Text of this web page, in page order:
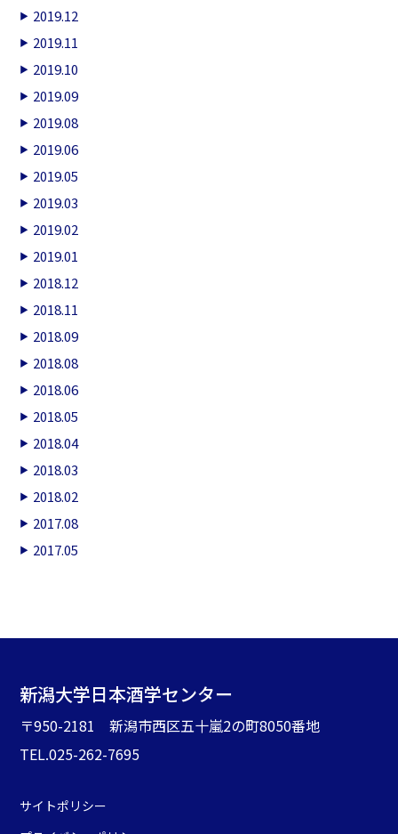
2019.12
2019.11
2019.10
2019.09
2019.08
2019.06
2019.05
2019.03
2019.02
2019.01
2018.12
2018.11
2018.09
2018.08
2018.06
2018.05
2018.04
2018.03
2018.02
2017.08
2017.05
新潟大学日本酒学センター
〒950-2181 新潟市西区五十嵐2の町8050番地
TEL.025-262-7695
サイトポリシー